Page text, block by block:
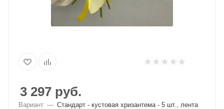
3 297 руб.
Вариант — Стандарт - кустовая хризантема - 5 шт., лента